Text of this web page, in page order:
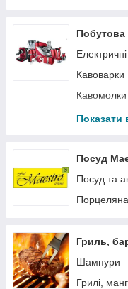
Ємності
Ємності
Судки
Побутова
Кавоварки
Кавомолки
Міксери
Тостери,
Електричні
Догляд за
Праски
Пилососи
Показати
Посуд
Посуд та
Порцеляна
Гриль,
Шампури
Грилі,